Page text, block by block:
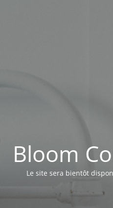
Bloom
Le site sera bientôt